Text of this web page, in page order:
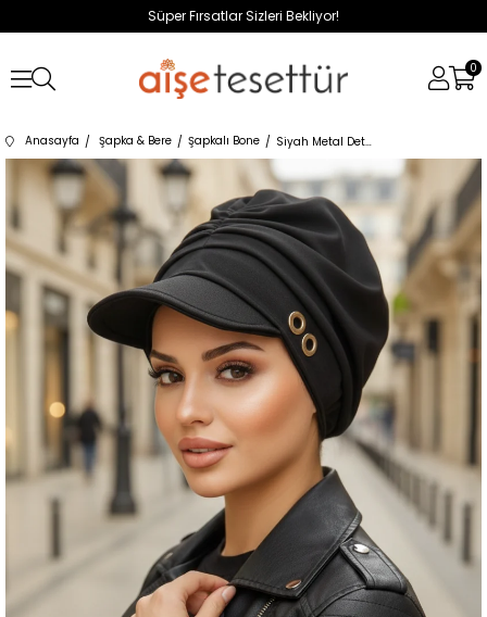
Süper Fırsatlar Sizleri Bekliyor!
0
Anasayfa Şapka & Bere Şapkalı Bone Siyah Metal Detaylı Tesettür Şapka Bone